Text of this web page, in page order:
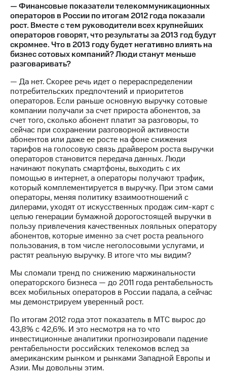
кабинет
акционера
Акционерный
капитал
Контроль
и
аудит
Рынок
акций
Описание
Программа
приобретения
Порядок
выкупа
акций
Дивиденды
Рынок
облигаций
Описание
Еврооблигации-2023
Уведомление
о
погашении
именных
облигаций
Другое
Регистратор
Реквизиты
Контакты
развитие
деловая этика
На главную
— Финансовые показатели телекоммуникационных
операторов в России по итогам 2012 года показали
рост. Вместе с тем руководители всех крупнейших
операторов говорят, что результаты за 2013 год будут
скромнее. Что в 2013 году будет негативно влиять на
бизнес сотовых компаний? Люди станут меньше
разговаривать?
— Да нет. Скорее речь идет о перераспределении
потребительских предпочтений и приоритетов
операторов. Если раньше основную выручку сотовые
компании получали за счет прироста абонентов, за
счет того, сколько абонент платит за разговоры, то
сейчас при сохранении разговорной активности
абонентов или даже ее росте на фоне снижения
тарифов на голосовую связь драйвером роста выручки
операторов становится передача данных. Люди
начинают покупать смартфоны, выходить с их
помощью в интернет, а операторы получают трафик,
который комплементируется в выручку. При этом сами
операторы, меняя политику взаимоотношений с
дилерами, уходят от искусственных продаж сим-карт с
целью генерации бумажной дорогостоящей выручки в
пользу привлечения качественных лояльных оператору
абонентов, которые именно за счет роста реального
пользования, в том числе неголосовыми услугами, и
растят реальную выручку. В итоге что мы видим?
Мы сломали тренд по снижению маржинальности
операторского бизнеса — до 2011 года рентабельность
всех мобильных операторов в России падала, а сейчас
мы демонстрируем уверенный рост.
По итогам 2012 года этот показатель в МТС вырос до
43,8% с 42,6%. И это несмотря на то что
инвестиционные аналитики прогнозировали падение
рентабельности российских телекомов вслед за
американским рынком и рынками Западной Европы и
Азии. Мы довольны этим.